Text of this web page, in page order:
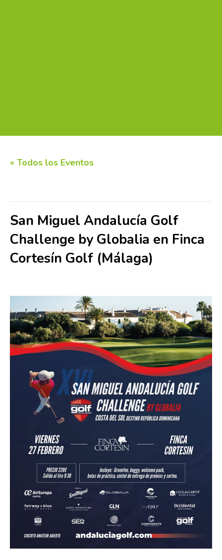
« Todos los Eventos
San Miguel Andalucía Golf
Challenge by Globalia en Finca
Cortesín Golf (Málaga)